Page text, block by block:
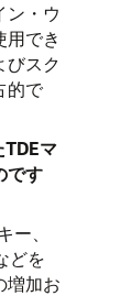
ン・ウ
用でき
びスク
的で
マ
です
、
どを
増加お